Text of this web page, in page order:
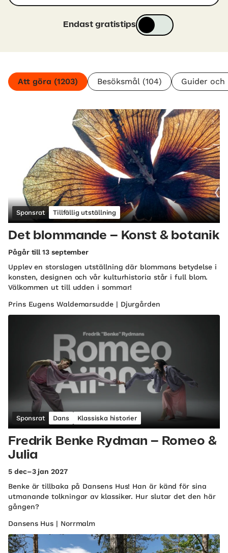
Endast gratistips
Att göra (1203) Besöksmål (104) Guider
Sponsrat Tillfällig utställning
Det blommande – Konst & botanik
Pågår till 13 september
Upplev en storslagen utställning där blommans betydelse i
konsten, designen och vår kulturhistoria står i full blom.
Välkommen ut till udden i sommar!
Prins Eugens Waldemarsudde | Djurgården
Sponsrat Dans Klassiska historier
Fredrik Benke Rydman – Romeo &
Julia
5 dec–3 jan 2027
Benke är tillbaka på Dansens Hus! Han är känd för sina
utmanande tolkningar av klassiker. Hur slutar det den här
gången?
Dansens Hus | Norrmalm